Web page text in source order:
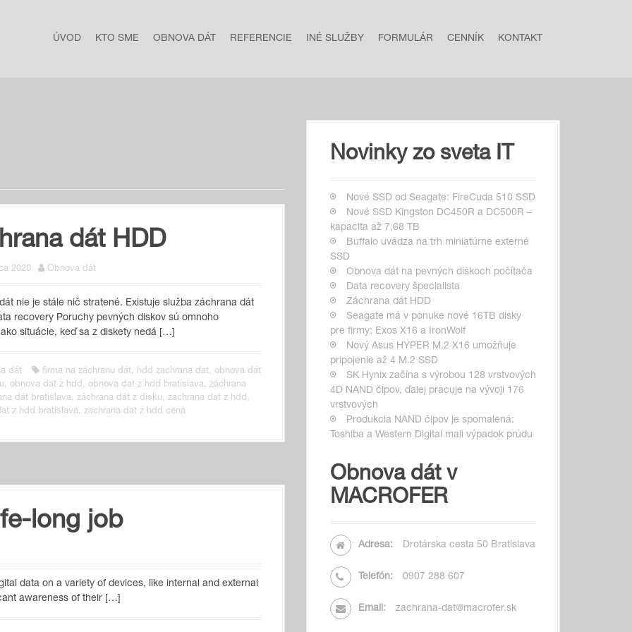
ÚVOD KTO SME OBNOVA DÁT REFERENCIE INÉ SLUŽBY FORMULÁR CENNÍK KONTAKT
dát HDD
2020 Obnova dát
nie je stále nič stratené. Existuje služba záchrana dát
recovery Poruchy pevných diskov sú omnoho
situácie, keď sa z diskety nedá […]
dát firma na záchranu dát, hdd zachrana dat, obnova dát
, obnova dat z hdd, obnova dat z hdd bratislava, záchrana
dát bratislava, záchrana dát z disku, zachrana dat z hdd,
z hdd bratislava, zachrana dat z hdd cena
long job
data on a variety of devices, like internal and external
awareness of their […]
Novinky zo sveta IT
Nové SSD od Seagate: FireCuda 510 SSD
Nové SSD Kingston DC450R a DC500R –
kapacita až 7,68 TB
Buffalo uvádza na trh miniatúrne externé
SSD
Obnova dát na pevných diskoch počítača
Data recovery špecialista
Záchrana dát HDD
Seagate má v ponuke nové 16TB disky
pre firmy: Exos X16 a IronWolf
Nový Asus HYPER M.2 X16 umožňuje
pripojenie až 4 M.2 SSD
SK Hynix začína s výrobou 128 vrstvových
4D NAND čipov, ďalej pracuje na vývoji 176
vrstvových
Produkcia NAND čipov je spomalená:
Toshiba a Western Digital mali výpadok prúdu
Obnova dát v
MACROFER
Adresa: Drotárska cesta 50 Bratislava
Telefón: 0907 288 607
Email: zachrana-dat@macrofer.sk